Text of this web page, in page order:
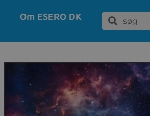
Om ESERO DK